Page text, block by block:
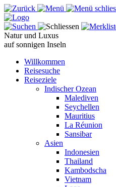
Natur und Luxus
auf sonnigen Inseln
Willkommen
Reisesuche
Reiseziele
Indischer Ozean
Malediven
Seychellen
Mauritius
La Réunion
Sansibar
Asien
Indonesien
Thailand
Kambodscha
Vietnam